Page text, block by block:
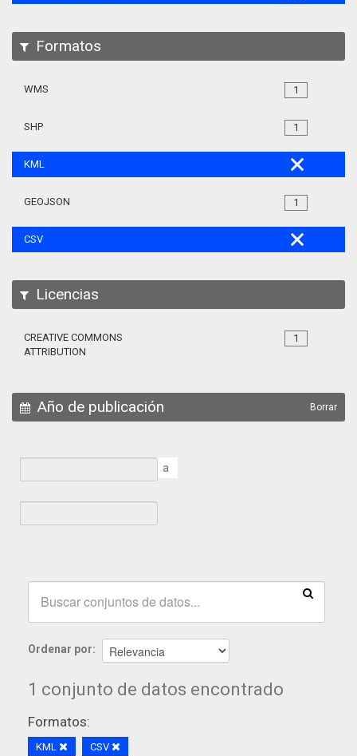
Formatos
1
WMS
1
SHP
KML
1
GEOJSON
CSV
Licencias
1
CREATIVE COMMONS
ATTRIBUTION
Año de publicación Borrar
a
Ordenar por
1 conjunto de datos encontrado
Formatos:
KML CSV